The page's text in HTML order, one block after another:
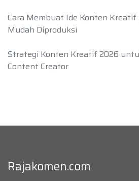
Cara Membuat Ide Konten
Mudah Diproduksi
Strategi Konten Kreatif 2026
Content Creator
Rajakomen.com